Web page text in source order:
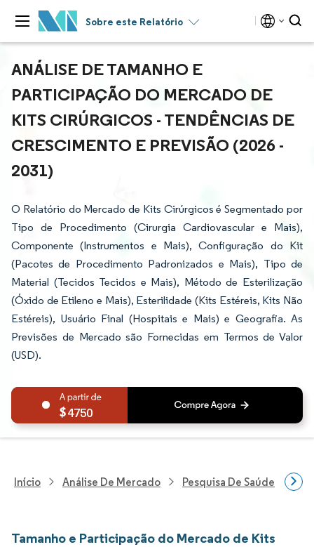
Sobre este Relatório
ANÁLISE DE TAMANHO E
PARTICIPAÇÃO DO MERCADO DE
KITS CIRÚRGICOS - TENDÊNCIAS DE
CRESCIMENTO E PREVISÃO (2026 -
2031)
O Relatório do Mercado de Kits Cirúrgicos é Segmentado por
Tipo de Procedimento (Cirurgia Cardiovascular e Mais),
Componente (Instrumentos e Mais), Configuração do Kit
(Pacotes de Procedimento Padronizados e Mais), Tipo de
Material (Tecidos Tecidos e Mais), Método de Esterilização
(Óxido de Etileno e Mais), Esterilidade (Kits Estéreis, Kits Não
Estéreis), Usuário Final (Hospitais e Mais) e Geografia. As
Previsões de Mercado são Fornecidas em Termos de Valor
(USD).
4750
Início Análise De Mercado Pesquisa De Saúde
Tamanho e Participação do Mercado de Kits